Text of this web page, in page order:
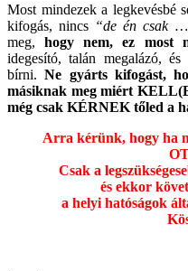
Most mindezek a legkevésbé
kifogás, nincs “de én csak
meg,hogy nem, ez most
idegesító, talán megalázó,
bírni.Ne gyárts kifogást,
másiknak meg miért
még csak KÉRNEK tőled a
Arra kérünk, hogy ha
Csak a
és ekkor
a helyi hatóságok